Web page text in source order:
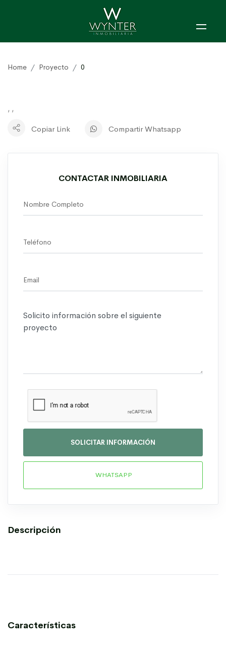
Home Proyecto 0
, ,
Copiar Link Compartir Whatsapp
CONTACTAR INMOBILIARIA
SOLICITAR INFORMACIÓN
WHATSAPP
Descripción
Características